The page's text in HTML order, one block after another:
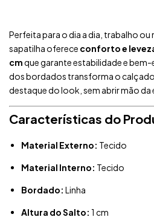
Perfeita para o dia a dia, trabalho
sapatilha oferece conforto e
cmque garante estabilidade e
dos bordados transforma o
destaque do look, sem abrir mão da
Características do
Material Externo: Tecido
Material Interno: Tecido
Bordado: Linha
Altura do Salto: 1 cm